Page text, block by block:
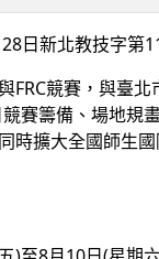
日新北教技字第
FRC競賽，與臺
賽籌備、場地規
時擴大全國師生